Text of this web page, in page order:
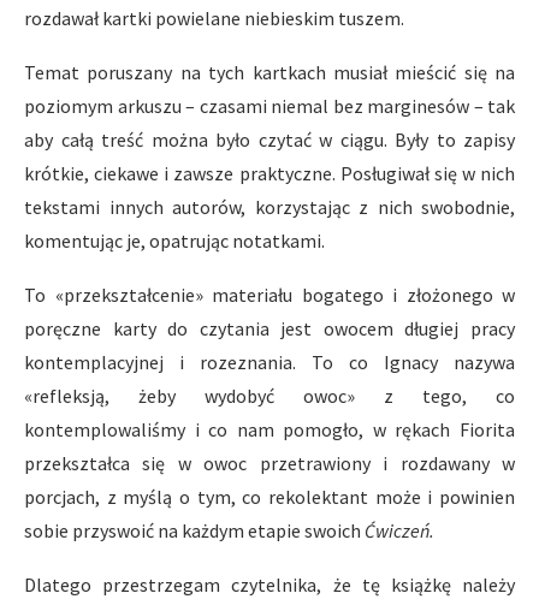
rozdawał kartki powielane niebieskim tuszem.
Temat poruszany na tych kartkach musiał mieścić się na
poziomym arkuszu – czasami niemal bez marginesów – tak
aby całą treść można było czytać w ciągu. Były to zapisy
krótkie, ciekawe i zawsze praktyczne. Posługiwał się w nich
tekstami innych autorów, korzystając z nich swobodnie,
komentując je, opatrując notatkami.
To «przekształcenie» materiału bogatego i złożonego w
poręczne karty do czytania jest owocem długiej pracy
kontemplacyjnej i rozeznania. To co Ignacy nazywa
«refleksją, żeby wydobyć owoc» z tego, co
kontemplowaliśmy i co nam pomogło, w rękach Fiorita
przekształca się w owoc przetrawiony i rozdawany w
porcjach, z myślą o tym, co rekolektant może i powinien
sobie przyswoić na każdym etapie swoich Ćwiczeń.
Dlatego przestrzegam czytelnika, że tę książkę należy